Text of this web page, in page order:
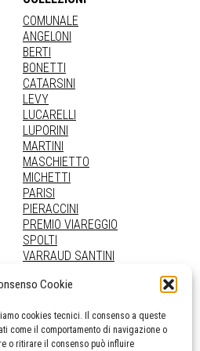
Cookie
cookies tecnici. Il consenso a queste
come il comportamento di navigazione o
o ritirare il consenso può influire
COMUNALE
ANGELONI
BERTI
BONETTI
CATARSINI
LEVY
LUCARELLI
LUPORINI
MARTINI
MASCHIETTO
MICHETTI
PARISI
PIERACCINI
PREMIO VIAREGGIO
SPOLTI
VARRAUD SANTINI